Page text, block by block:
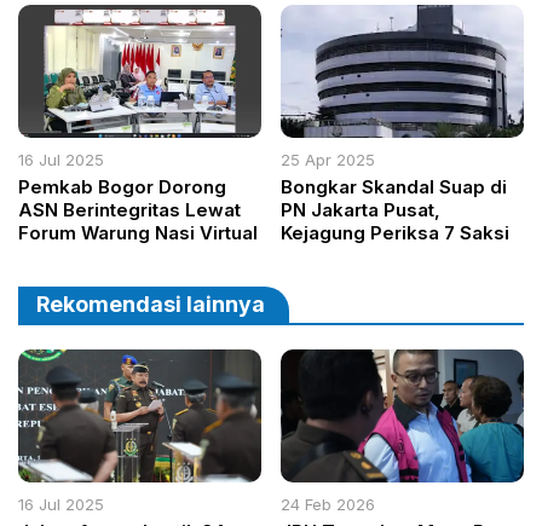
Pribadi
hingga Pelosok
16 Jul 2025
Pemkab Bogor Dorong
ASN Berintegritas Lewat
Forum Warung Nasi Virtual
25 Apr 2025
Bongkar Skandal Suap di
PN Jakarta Pusat,
Kejagung Periksa 7 Saksi
Rekomendasi lainnya
16 Jul 2025 24 Feb 2026